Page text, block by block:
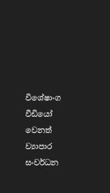
විශේෂාංග
වීඩියෝ
වෙනත්
ව්‍යාපාර
සංවර්ධන